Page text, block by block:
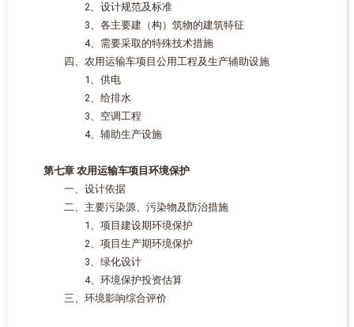
2、设计规范及标准
3、各主要建（构）筑物的建筑特征
4、需要采取的特殊技术措施
四、农用运输车项目公用工程及生产辅助设施
1、供电
2、给排水
3、空调工程
4、辅助生产设施
第七章 农用运输车项目环境保护
一、设计依据
二、主要污染源、污染物及防治措施
1、项目建设期环境保护
2、项目生产期环境保护
3、绿化设计
4、环境保护投资估算
三、环境影响综合评价